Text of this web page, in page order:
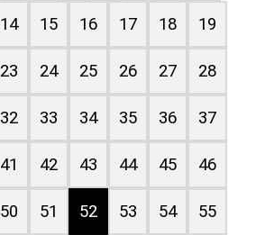
14 15 16 17 18 19
23 24 25 26 27 28
32 33 34 35 36 37
41 42 43 44 45 46
50 51 52 53 54 55